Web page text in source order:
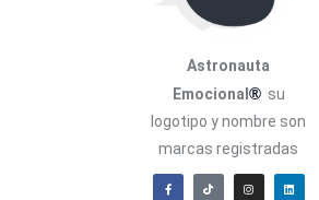
Astronauta
Emocional ®su
logotipo y nombre son
marcas registradas